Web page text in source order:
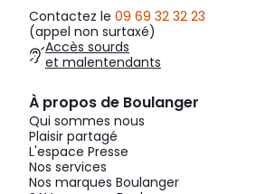
Contactez le 09 69 32 32 23
(appel non surtaxé)
Accès sourds
et malentendants
À propos de Boulanger
Qui sommes nous
Plaisir partagé
L'espace Presse
Nos services
Nos marques Boulanger